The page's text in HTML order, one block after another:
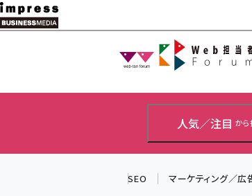
メ
イ
人気／注目 から
SEO マーケティング／広